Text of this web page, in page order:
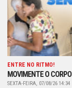
ENTRE NO RITMO!
MOVIMENTE O
SEXTA-FEIRA, 07/08/26 14:34